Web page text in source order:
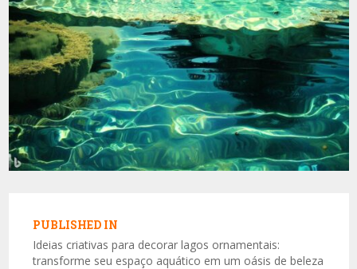
de
Post
PUBLISHED IN
Ideias criativas para decorar lagos ornamentais:
transforme seu espaço aquático em um oásis de beleza